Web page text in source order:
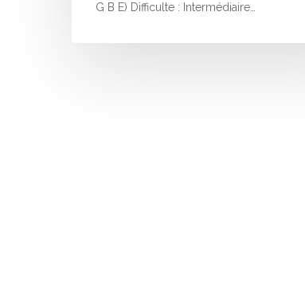
G B E) Difficulte : Intermédiaire…